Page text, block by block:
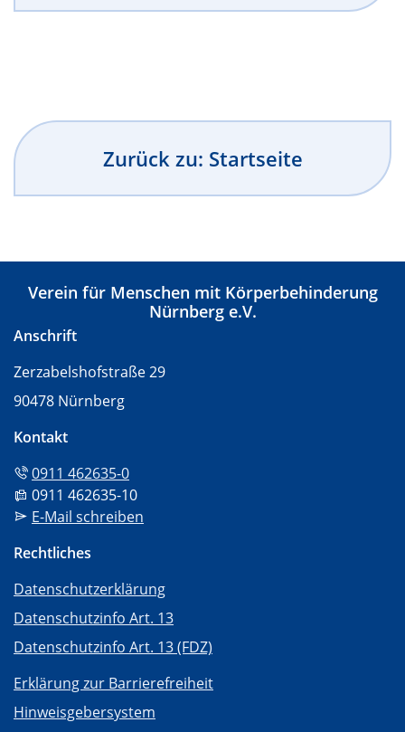
Zurück zu: Startseite
Anschrift
Zerzabelshofstraße 29
90478 Nürnberg
Kontakt
Tel:
0911 462635-0
Fax:
0911 462635-10
Mail:
E-Mail schreiben
Rechtliches
Datenschutzerklärung
Datenschutzinfo Art. 13
Datenschutzinfo Art. 13 (FDZ)
Erklärung zur Barrierefreiheit
Hinweisgebersystem
Verein für Menschen mit Körperbehinderung
Nürnberg e.V.